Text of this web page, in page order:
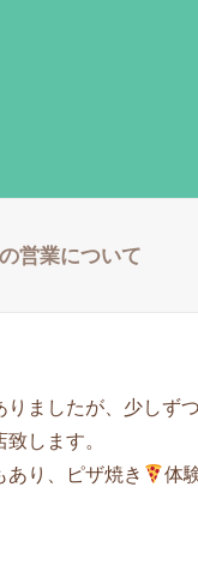
営業について
ましたが、少しず
します。
り、ピザ焼き
体